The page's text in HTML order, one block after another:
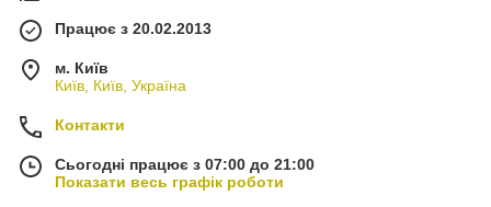
Працює з 20.02.2013
м. Київ
Київ, Київ, Україна
Контакти
Сьогодні працює з 07:00 до 21:00
Показати весь графік роботи